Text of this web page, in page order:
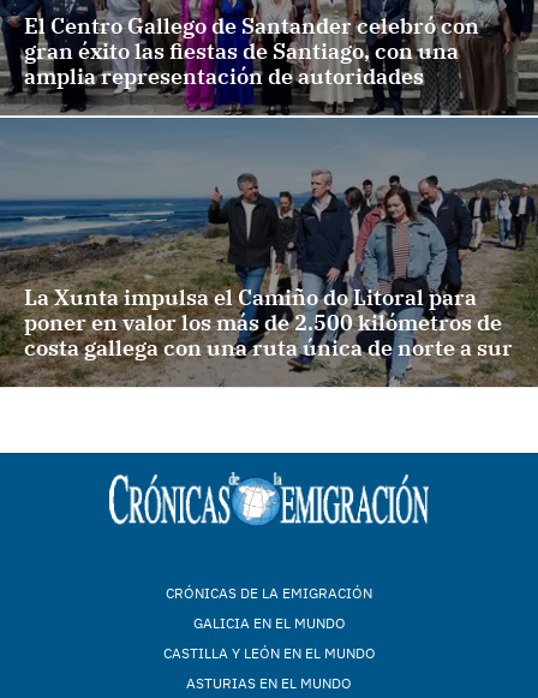
El Centro Gallego de Santander celebró con
gran éxito las fiestas de Santiago, con una
amplia representación de autoridades
La Xunta impulsa el Camiño do Litoral para
poner en valor los más de 2.500 kilómetros de
costa gallega con una ruta única de norte a sur
CRÓNICAS DE LA EMIGRACIÓN
GALICIA EN EL MUNDO
CASTILLA Y LEÓN EN EL MUNDO
ASTURIAS EN EL MUNDO